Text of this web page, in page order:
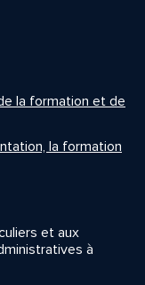
la formation et de
la formation
et aux
à